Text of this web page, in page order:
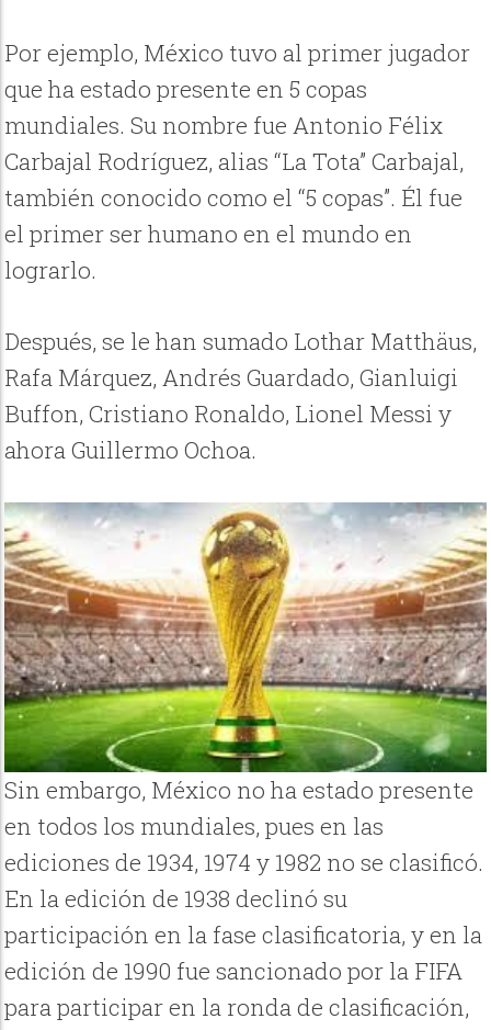
Por ejemplo, México tuvo al primer jugador
que ha estado presente en 5 copas
mundiales. Su nombre fue Antonio Félix
Carbajal Rodríguez, alias “La Tota” Carbajal,
también conocido como el “5 copas”. Él fue
el primer ser humano en el mundo en
lograrlo.
Después, se le han sumado Lothar Matthäus,
Rafa Márquez, Andrés Guardado, Gianluigi
Buffon, Cristiano Ronaldo, Lionel Messi y
ahora Guillermo Ochoa.
Sin embargo, México no ha estado presente
en todos los mundiales, pues en las
ediciones de 1934, 1974 y 1982 no se clasificó.
En la edición de 1938 declinó su
participación en la fase clasificatoria, y en la
edición de 1990 fue sancionado por la FIFA
para participar en la ronda de clasificación,